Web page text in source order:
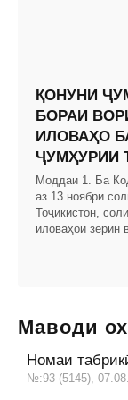
ҚОНУНИ
БОРАИ
ИЛОВАҲО
ҶУМҲУРИИ
Моддаи 1. Ба
аз 13 ноябри
Тоҷикистон,
иловаҳои зерин
Маводи
Номаи
№:93 (5145),